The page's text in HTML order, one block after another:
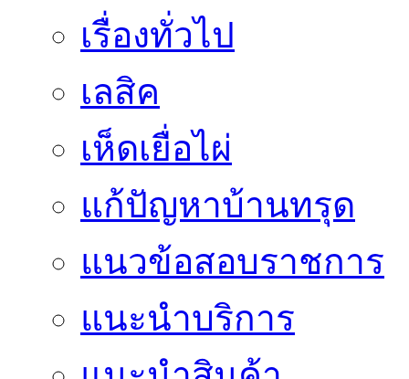
เรื่องทั่วไป
เลสิค
เห็ดเยื่อไผ่
แก้ปัญหาบ้านทรุด
แนวข้อสอบราชการ
แนะนำบริการ